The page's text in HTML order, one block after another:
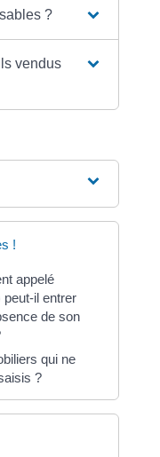
?
vendus
!
appelé
il entrer
de son
qui ne
?